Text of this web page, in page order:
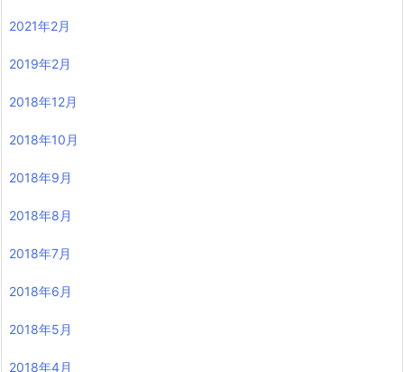
2021年2月
2019年2月
2018年12月
2018年10月
2018年9月
2018年8月
2018年7月
2018年6月
2018年5月
2018年4月